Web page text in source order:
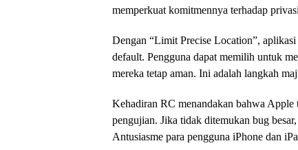
memperkuat komitmennya terhadap
Dengan “Limit Precise Location”,
default. Pengguna dapat memilih untuk
mereka tetap aman. Ini adalah langkah
Kehadiran RC menandakan bahwa Apple
pengujian. Jika tidak ditemukan bug
Antusiasme para pengguna iPhone dan